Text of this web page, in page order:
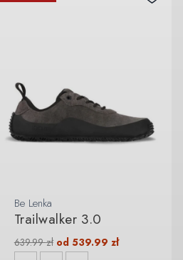
Be Lenka
Trailwalker 3.0
639.99zł od 539.99 zł